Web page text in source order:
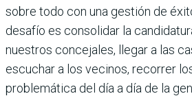
sobre todo con una gestión de
desafío es consolidar la
nuestros concejales, llegar a las
escuchar a los vecinos, recorrer
problemática del día a día de la